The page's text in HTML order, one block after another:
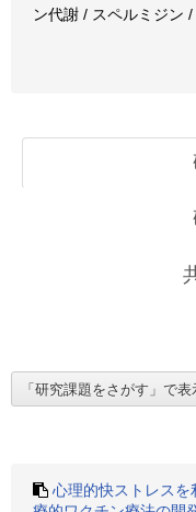
ン代謝 / スペルミジン
心理的快ストレス